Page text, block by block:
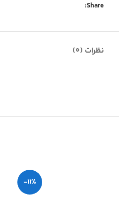
Share:
نظرات (0)
-11%